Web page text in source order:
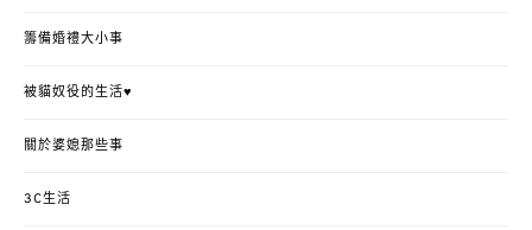
籌備婚禮大小事
被貓奴役的生活♥
關於婆媳那些事
3C生活